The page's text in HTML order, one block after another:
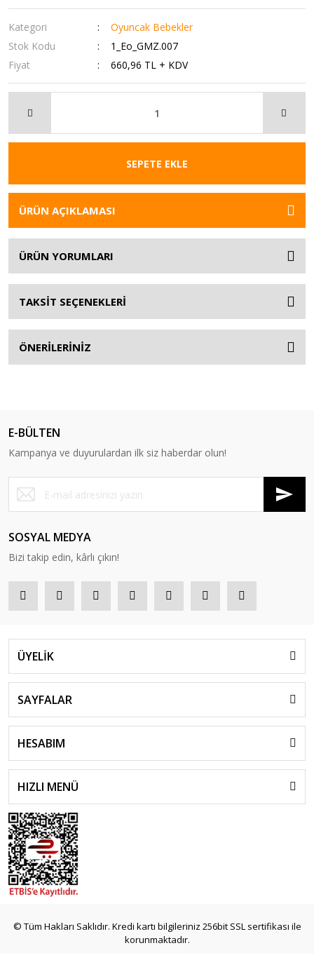
Kategori
Oyuncak Bebekler
Stok Kodu
1_Eo_GMZ.007
Fiyat
660,96 TL + KDV
SEPETE EKLE
ÜRÜN AÇIKLAMASI
ÜRÜN YORUMLARI
TAKSİT SEÇENEKLERİ
ÖNERİLERİNİZ
E-BÜLTEN
Kampanya ve duyurulardan ilk siz haberdar olun!
SOSYAL MEDYA
Bizi takip edin, kârlı çıkın!
ÜYELİK
SAYFALAR
HESABIM
HIZLI MENÜ
© Tüm Hakları Saklıdır. Kredi kartı bilgileriniz 256bit SSL sertifikası ile
korunmaktadır.